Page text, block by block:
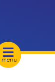
menu